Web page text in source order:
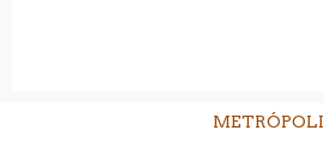
METRÓPOLI